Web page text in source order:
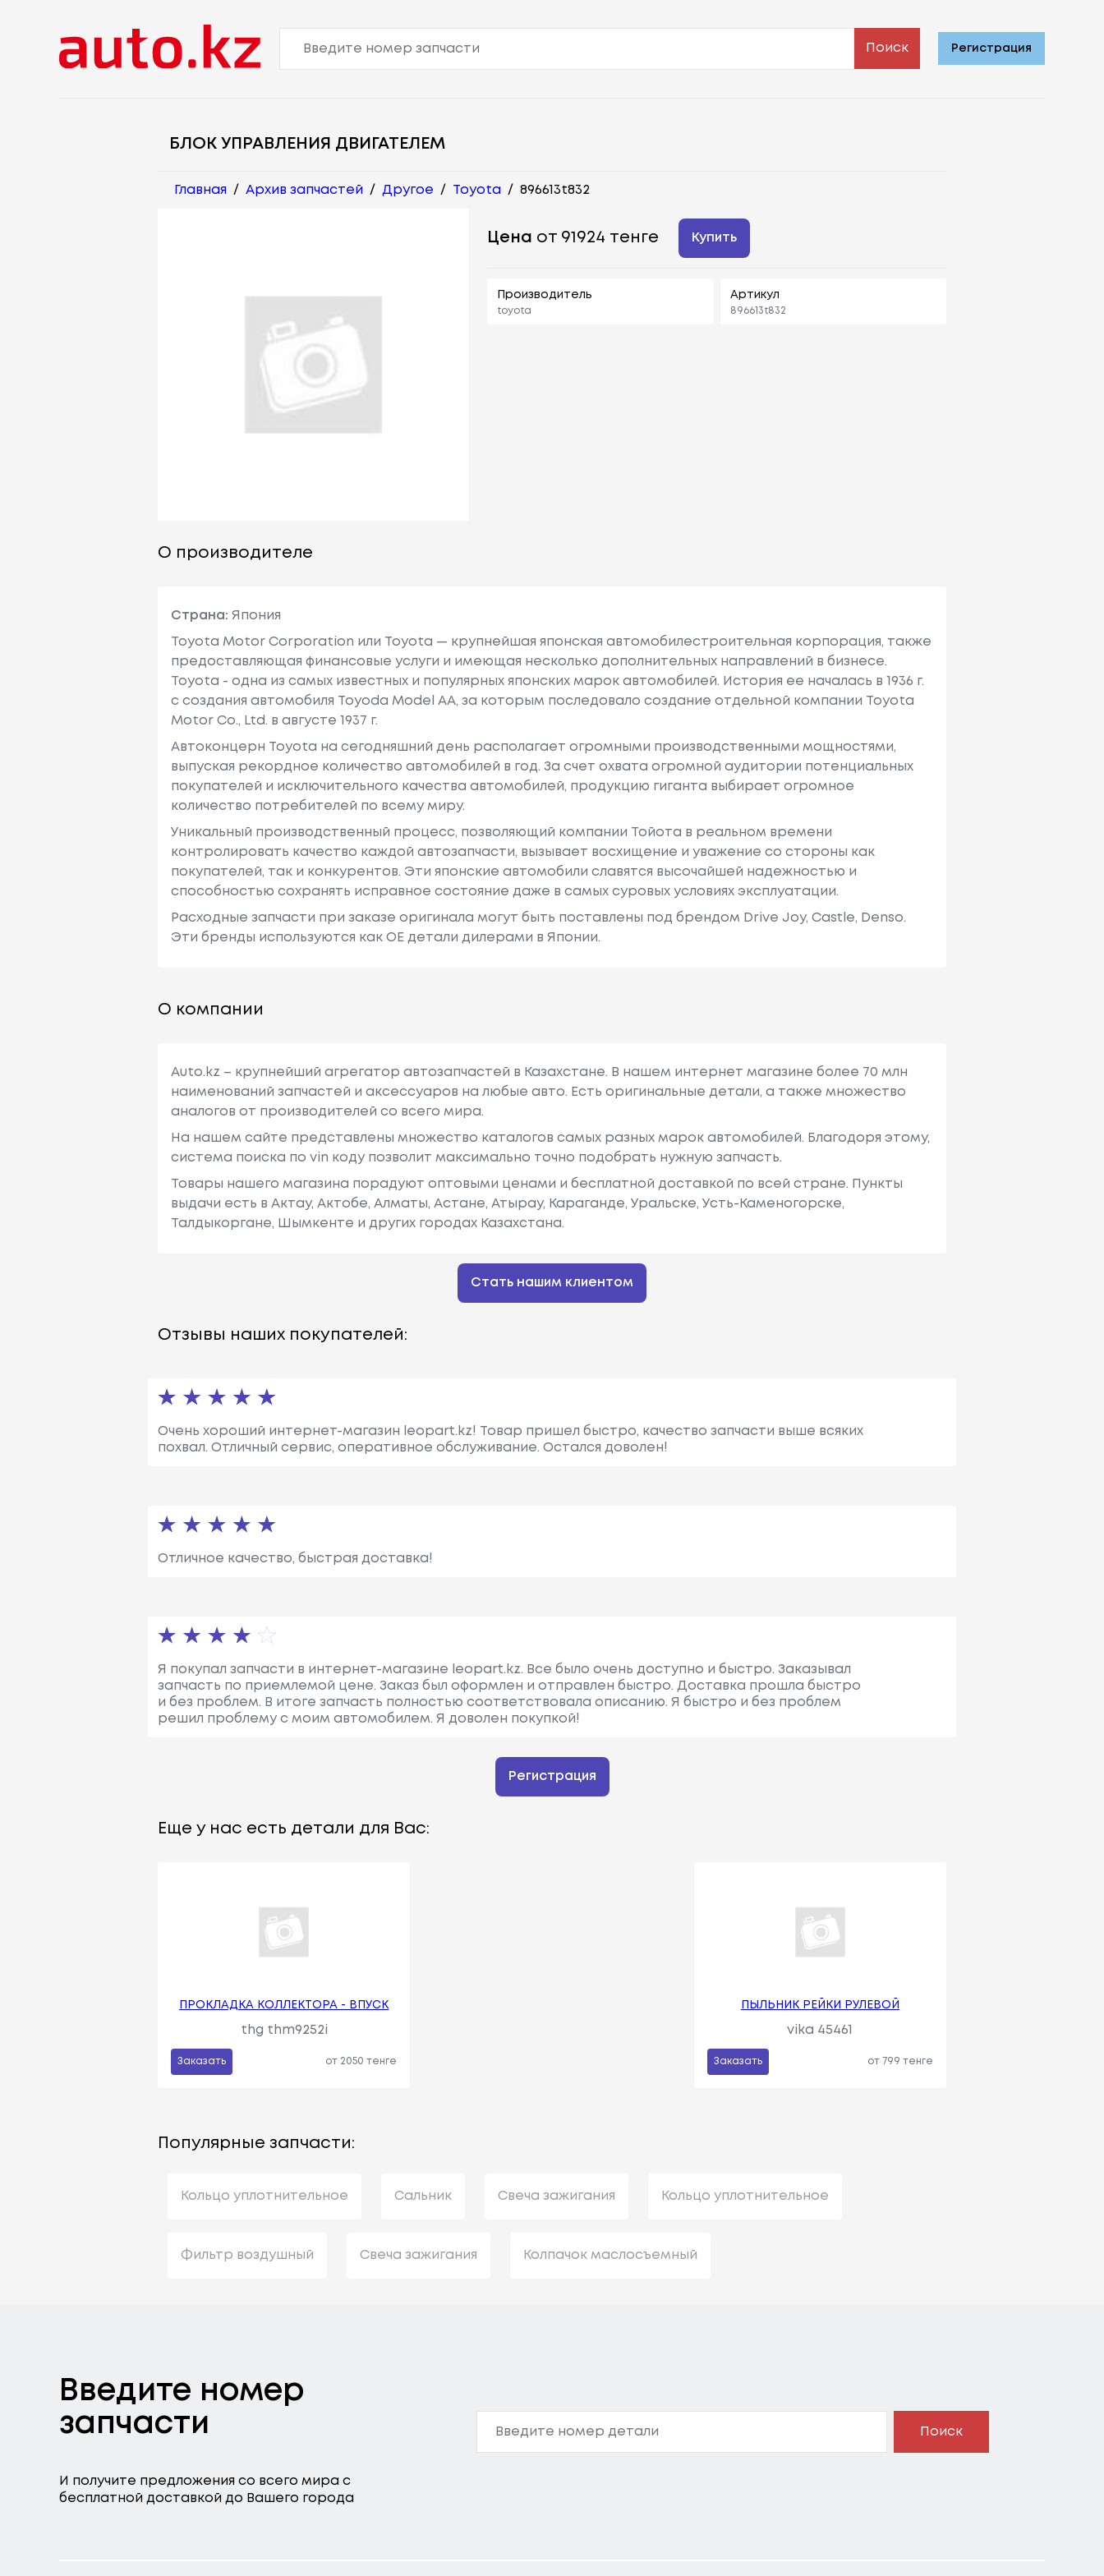
Поиск Регистрация
БЛОК УПРАВЛЕНИЯ ДВИГАТЕЛЕМ
Главная / Архив запчастей / Другое / Toyota / 896613t832
Цена от 91924 тенге Купить
Производитель
toyota
Артикул
896613t832
О производителе
Страна: Япония
Toyota Motor Corporation или Toyota — крупнейшая японская автомобилестроительная корпорация, также
предоставляющая финансовые услуги и имеющая несколько дополнительных направлений в бизнесе.
Toyota - одна из самых известных и популярных японских марок автомобилей. История ее началась в 1936 г.
с создания автомобиля Toyoda Model AA, за которым последовало создание отдельной компании Toyota
Motor Co., Ltd. в августе 1937 г.
Автоконцерн Toyota на сегодняшний день располагает огромными производственными мощностями,
выпуская рекордное количество автомобилей в год. За счет охвата огромной аудитории потенциальных
покупателей и исключительного качества автомобилей, продукцию гиганта выбирает огромное
количество потребителей по всему миру.
Уникальный производственный процесс, позволяющий компании Тойота в реальном времени
контролировать качество каждой автозапчасти, вызывает восхищение и уважение со стороны как
покупателей, так и конкурентов. Эти японские автомобили славятся высочайшей надежностью и
способностью сохранять исправное состояние даже в самых суровых условиях эксплуатации.
Расходные запчасти при заказе оригинала могут быть поставлены под брендом Drive Joy, Castle, Denso.
Эти бренды используются как ОЕ детали дилерами в Японии.
О компании
Auto.kz – крупнейший агрегатор автозапчастей в Казахстане. В нашем интернет магазине более 70 млн
наименований запчастей и аксессуаров на любые авто. Есть оригинальные детали, а также множество
аналогов от производителей со всего мира.
На нашем сайте представлены множество каталогов самых разных марок автомобилей. Благодоря этому,
система поиска по vin коду позволит максимально точно подобрать нужную запчасть.
Товары нашего магазина порадуют оптовыми ценами и бесплатной доставкой по всей стране. Пункты
выдачи есть в Актау, Актобе, Алматы, Астане, Атырау, Караганде, Уральске, Усть-Каменогорске,
Талдыкоргане, Шымкенте и других городах Казахстана.
Стать нашим клиентом
Отзывы наших покупателей:
Очень хороший интернет-магазин leopart.kz! Товар пришел быстро, качество запчасти выше всяких
похвал. Отличный сервис, оперативное обслуживание. Остался доволен!
Отличное качество, быстрая доставка!
Я покупал запчасти в интернет-магазине leopart.kz. Все было очень доступно и быстро. Заказывал
запчасть по приемлемой цене. Заказ был оформлен и отправлен быстро. Доставка прошла быстро
и без проблем. В итоге запчасть полностью соответствовала описанию. Я быстро и без проблем
решил проблему с моим автомобилем. Я доволен покупкой!
Регистрация
Еще у нас есть детали для Вас:
ПРОКЛАДКА КОЛЛЕКТОРА - ВПУСК
thg thm9252i
Заказать от 2050 тенге
ПЫЛЬНИК РЕЙКИ РУЛЕВОЙ
vika 45461
Заказать от 799 тенге
Популярные запчасти:
Кольцо уплотнительное Сальник Свеча зажигания Кольцо уплотнительное
Фильтр воздушный Свеча зажигания Колпачок маслосъемный
Введите номер
запчасти
И получите предложения со всего мира с
бесплатной доставкой до Вашего города
Поиск